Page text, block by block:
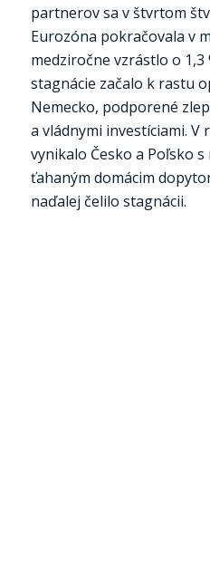
partnerov sa v štvrtom
Eurozóna pokračovala v
medziročne vzrástlo o 1,3
stagnácie začalo k rastu
Nemecko, podporené
a vládnymi investíciami.
vynikalo Česko a Poľsko
ťahaným domácim
naďalej čelilo stagnácii.